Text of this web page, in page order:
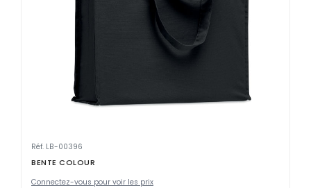
Réf. LB-00396
BENTE COLOUR
Connectez-vous pour voir les prix